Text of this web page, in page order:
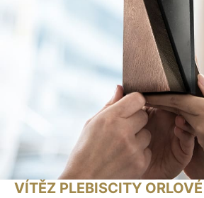
VÍTĚZ PLEBISCITY ORLOVÉ